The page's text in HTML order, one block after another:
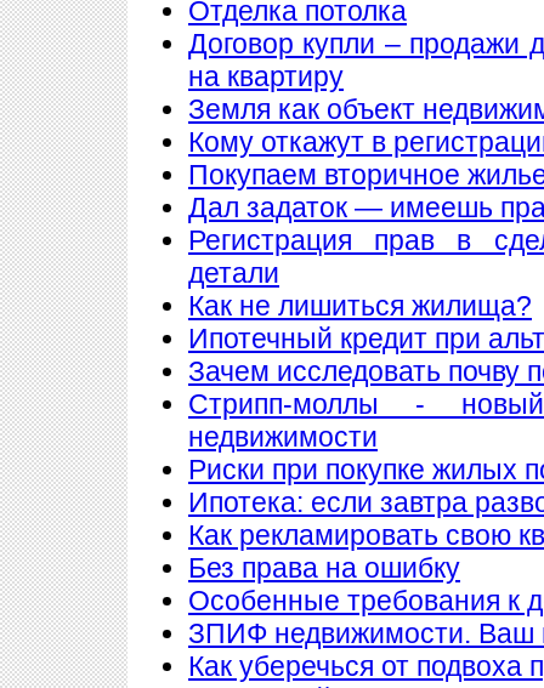
Отделка потолка
Договор купли – продажи
на квартиру
Земля как объект
Кому откажут в
Покупаем вторичное
Дал задаток — имеешь
Регистрация прав в
детали
Как не лишиться жилища?
Ипотечный кредит при
Зачем исследовать почву
Стрипп-моллы -
недвижимости
Риски при покупке жилых
Ипотека: если завтра
Как рекламировать свою
Без права на ошибку
Особенные требования к
ЗПИФ недвижимости. Ваш
Как уберечься от подвоха